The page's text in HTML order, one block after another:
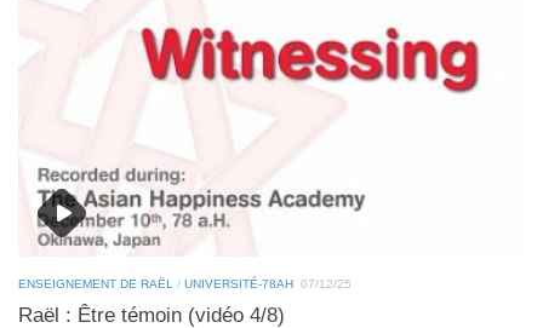
ENSEIGNEMENT DE RAËL / UNIVERSITÉ-78AH 07/12/25
Raël : Être témoin (vidéo 4/8)